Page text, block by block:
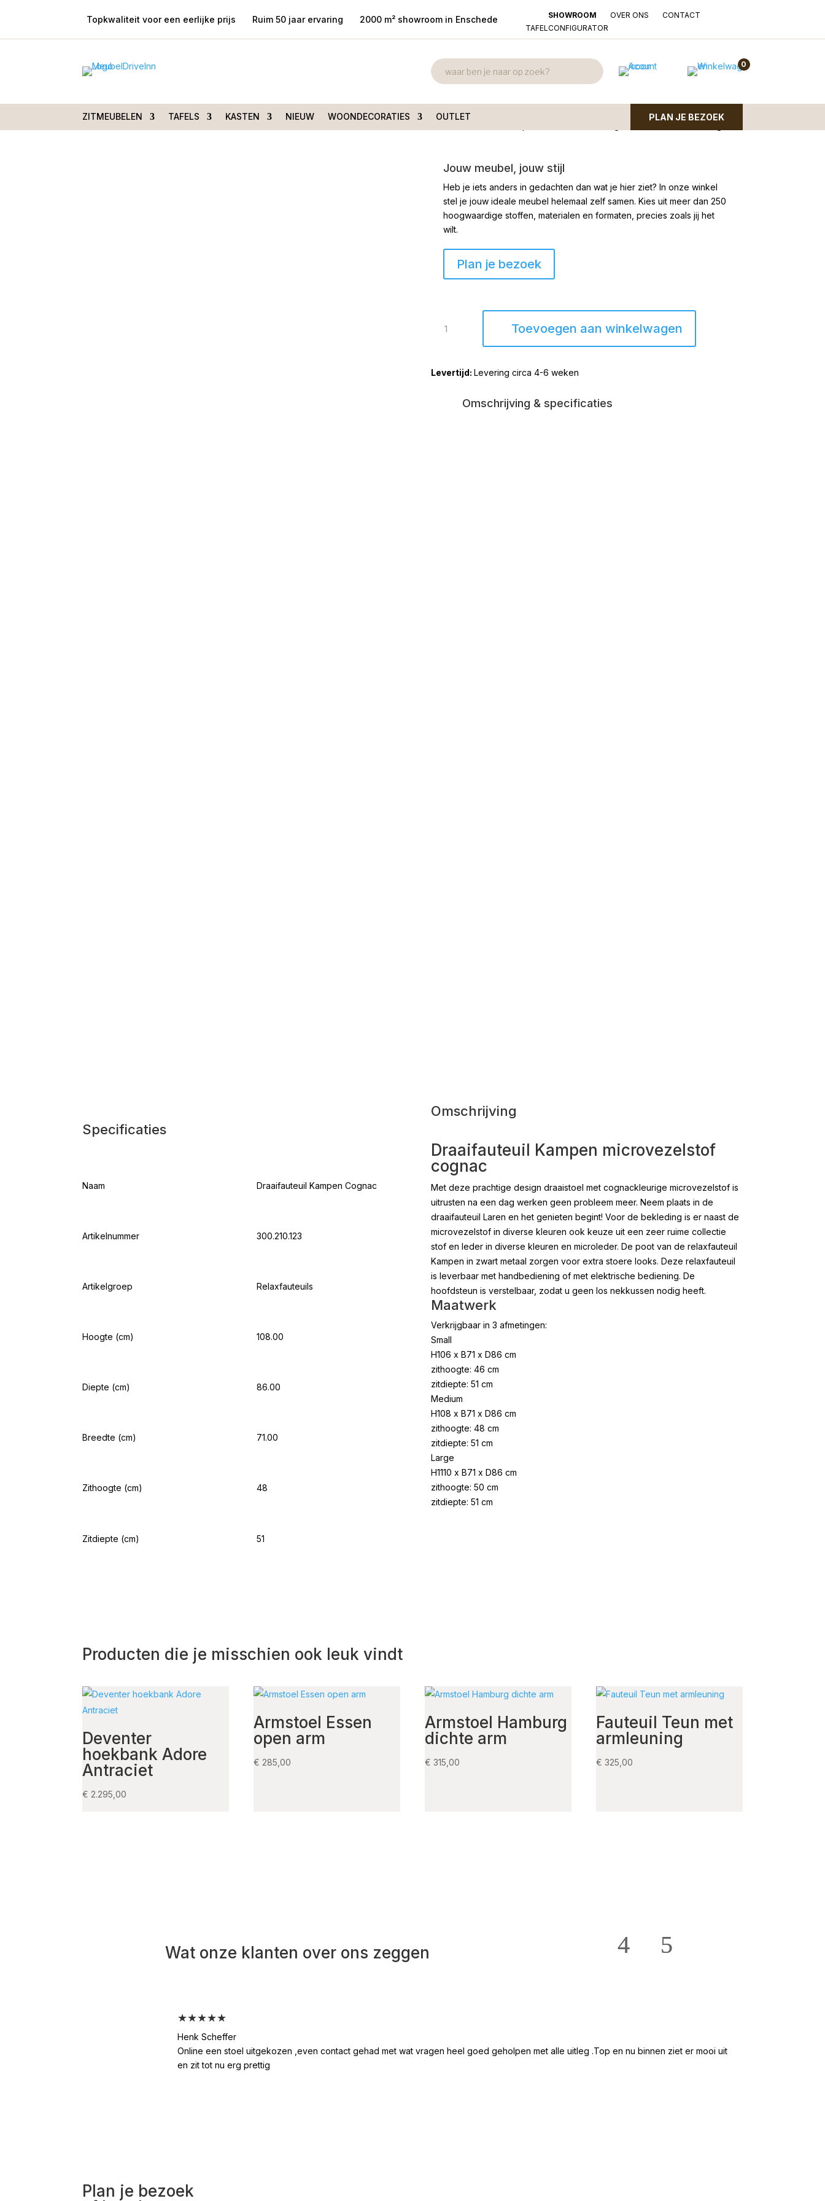
Topkwaliteit voor een eerlijke prijs Ruim 50 jaar ervaring 2000 m² showroom in Enschede SHOWROOM OVER ONS
CONTACT
TAFELCONFIGURATOR
0
ZITMEUBELEN TAFELS KASTEN NIEUW WOONDECORATIES OUTLET PLAN JE BEZOEK
Cognac
Draaifauteuil Kampen Cognac
Jouw meubel, jouw stijl
Heb je iets anders in gedachten dan wat je hier ziet? In onze winkel
stel je jouw ideale meubel helemaal zelf samen. Kies uit meer dan 250
hoogwaardige stoffen, materialen en formaten, precies zoals jij het
wilt.
Plan je bezoek
Kampen
Toevoegen aan winkelwagen
Levering circa 4-6 weken
Omschrijving & specificaties
Specificaties
Naam Draaifauteuil Kampen Cognac
Artikelnummer 300.210.123
Artikelgroep Relaxfauteuils
Hoogte (cm) 108.00
Diepte (cm) 86.00
Breedte (cm) 71.00
Zithoogte (cm) 48
Zitdiepte (cm) 51
Omschrijving
Draaifauteuil Kampen microvezelstof
cognac
Met deze prachtige design draaistoel met cognackleurige microvezelstof is
uitrusten na een dag werken geen probleem meer. Neem plaats in de
draaifauteuil Laren en het genieten begint! Voor de bekleding is er naast de
microvezelstof in diverse kleuren ook keuze uit een zeer ruime collectie
stof en leder in diverse kleuren en microleder. De poot van de relaxfauteuil
Kampen in zwart metaal zorgen voor extra stoere looks. Deze relaxfauteuil
is leverbaar met handbediening of met elektrische bediening. De
hoofdsteun is verstelbaar, zodat u geen los nekkussen nodig heeft.
Maatwerk
Verkrijgbaar in 3 afmetingen:
Small
H106 x B71 x D86 cm
zithoogte: 46 cm
zitdiepte: 51 cm
Medium
H108 x B71 x D86 cm
zithoogte: 48 cm
zitdiepte: 51 cm
Large
H1110 x B71 x D86 cm
zithoogte: 50 cm
zitdiepte: 51 cm
Producten die je misschien ook leuk vindt
Deventer
hoekbank Adore
Antraciet
€ 2.295,00
Armstoel Essen
open arm
€ 285,00
Armstoel Hamburg
dichte arm
€ 315,00
Fauteuil Teun met
armleuning
€ 325,00
Wat onze klanten over ons zeggen
★★★★★
Henk Scheffer
Online een stoel uitgekozen ,even contact gehad met wat vragen heel goed geholpen met alle uitleg .Top en nu binnen ziet er mooi uit
en zit tot nu erg prettig
Plan je bezoek